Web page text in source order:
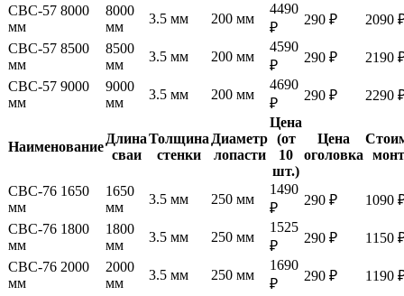
СВС-57 8000
мм
8000
мм
3.5 мм 200 мм
4490
₽
290 ₽
2090
СВС-57 8500
мм
8500
мм
3.5 мм 200 мм
4590
₽
290 ₽
2190
СВС-57 9000
мм
9000
мм
3.5 мм 200 мм
4690
₽
290 ₽ 2290
Наименование
Длина
сваи
Толщина
стенки
Диаметр
лопасти
Цена
(от
10
шт.)
Цена
оголовка
СВС-76 1650
мм
1650
мм
3.5 мм 250 мм
1490
₽
290 ₽
1090
СВС-76 1800
мм
1800
мм
3.5 мм 250 мм
1525
₽
290 ₽
1150
СВС-76 2000
мм
2000
мм
3.5 мм 250 мм
1690
₽
290 ₽
1190